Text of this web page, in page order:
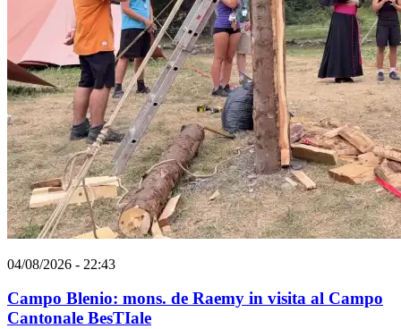
04/08/2026 - 22:43
Campo Blenio: mons. de Raemy in visita al Campo
Cantonale BesTIale